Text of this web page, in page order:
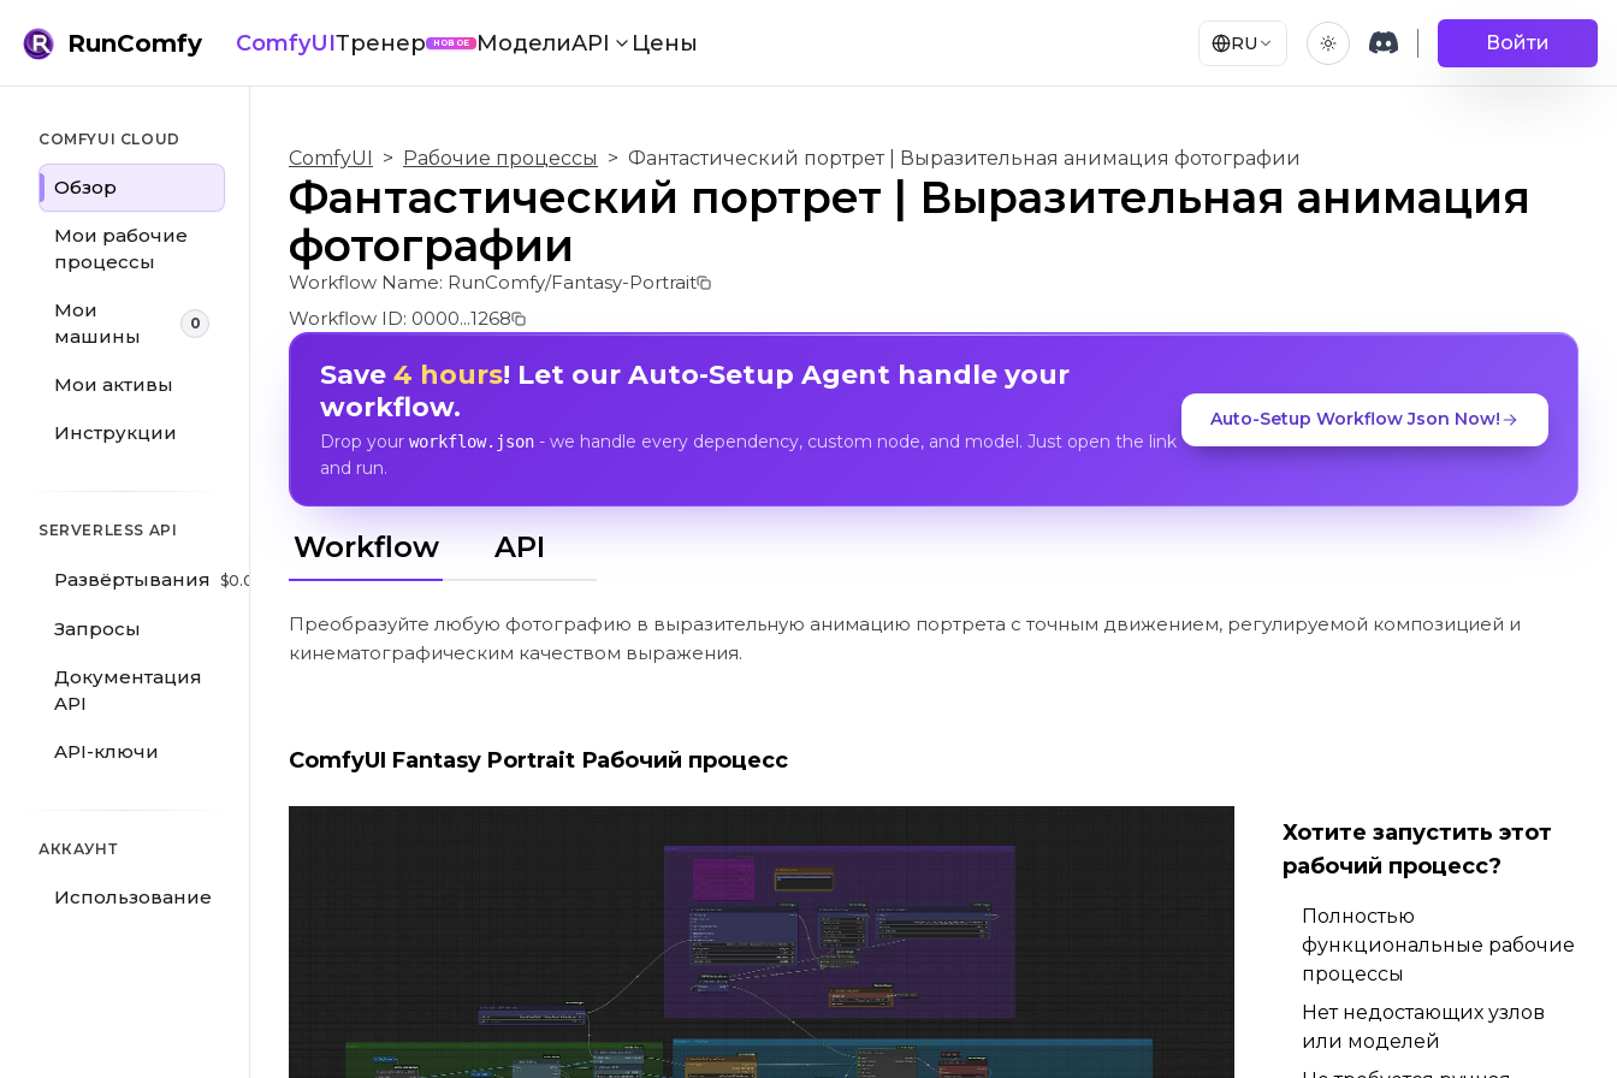
RunComfy ComfyUIТренер НОВОЕ МоделиAPI Цены RU Войти
COMFYUI CLOUD
Обзор
Мои рабочие
процессы
Мои
машины
0
Мои активы
Инструкции
SERVERLESS API
Развёртывания $0.00
Запросы
Документация
API
API-ключи
АККАУНТ
Использование
ComfyUI > Рабочие процессы > Фантастический портрет | Выразительная анимация фотографии
Фантастический портрет | Выразительная анимация
фотографии
Workflow Name: RunComfy/Fantasy-Portrait
Workflow ID: 0000...1268
Save 4 hours! Let our Auto-Setup Agent handle your
workflow.
Drop your workflow.json- we handle every dependency, custom node, and model. Just open the link
and run.
Auto-Setup Workflow Json Now!
Workflow API
Преобразуйте любую фотографию в выразительную анимацию портрета с точным движением, регулируемой композицией и
кинематографическим качеством выражения.
ComfyUI Fantasy Portrait Рабочий процесс
Хотите запустить этот
рабочий процесс?
Полностью
функциональные рабочие
процессы
Нет недостающих узлов
или моделей